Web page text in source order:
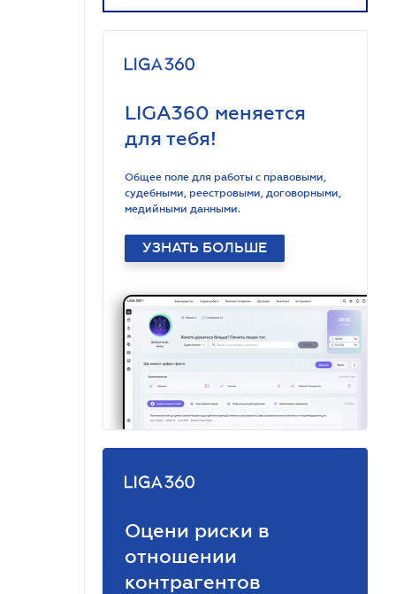
LIGA360 меняется
для тебя!
Общее поле для работы с правовыми,
судебными, реестровыми, договорными,
медийными данными.
УЗНАТЬ БОЛЬШЕ
Оцени риски в
отношении
контрагентов